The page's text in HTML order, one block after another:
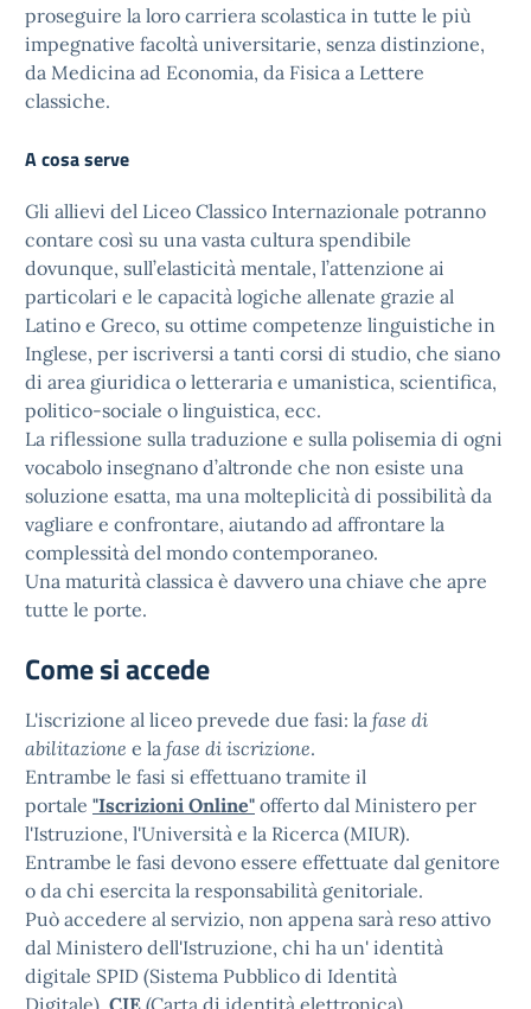
proseguire la loro carriera scolastica in tutte le più
impegnative facoltà universitarie, senza distinzione,
da Medicina ad Economia, da Fisica a Lettere
classiche.
A cosa serve
Gli allievi del Liceo Classico Internazionale potranno
contare così su una vasta cultura spendibile
dovunque, sull’elasticità mentale, l’attenzione ai
particolari e le capacità logiche allenate grazie al
Latino e Greco, su ottime competenze linguistiche in
Inglese, per iscriversi a tanti corsi di studio, che siano
di area giuridica o letteraria e umanistica, scientifica,
politico-sociale o linguistica, ecc.
La riflessione sulla traduzione e sulla polisemia di ogni
vocabolo insegnano d’altronde che non esiste una
soluzione esatta, ma una molteplicità di possibilità da
vagliare e confrontare, aiutando ad affrontare la
complessità del mondo contemporaneo.
Una maturità classica è davvero una chiave che apre
tutte le porte.
Come si accede
L'iscrizione al liceo prevede due fasi: la fase di
abilitazione e la fase di iscrizione.
Entrambe le fasi si effettuano tramite il
portale "Iscrizioni Online" offerto dal Ministero per
l'Istruzione, l'Università e la Ricerca (MIUR).
Entrambe le fasi devono essere effettuate dal genitore
o da chi esercita la responsabilità genitoriale.
Può accedere al servizio, non appena sarà reso attivo
dal Ministero dell'Istruzione, chi ha un' identità
digitale SPID (Sistema Pubblico di Identità
Digitale), CIE (Carta di identità elettronica)